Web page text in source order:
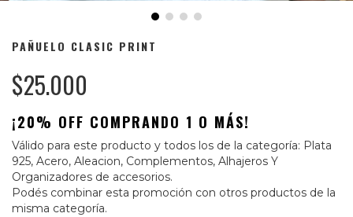
PAÑUELO CLASIC PRINT
$25.000
¡20% OFF COMPRANDO 1 O MÁS!
Válido para este producto y todos los de la categoría: Plata
925, Acero, Aleacion, Complementos, Alhajeros Y
Organizadores de accesorios.
Podés combinar esta promoción con otros productos de la
misma categoría.